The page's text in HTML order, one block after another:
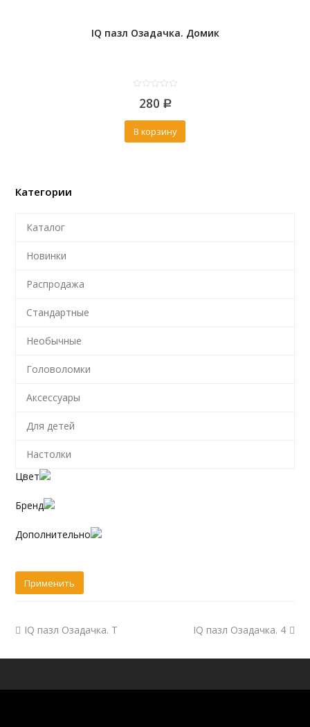
IQ пазл Озадачка. Домик
out
5
280 Р
В корзину
Категории
Каталог
Новинки
Распродажа
Стандартные
Необычные
Головоломки
Аксессуары
Для детей
Настолки
Цвет
Бренд
Дополнительно
IQ пазл Озадачка. Т IQ пазл Озадачка. 4